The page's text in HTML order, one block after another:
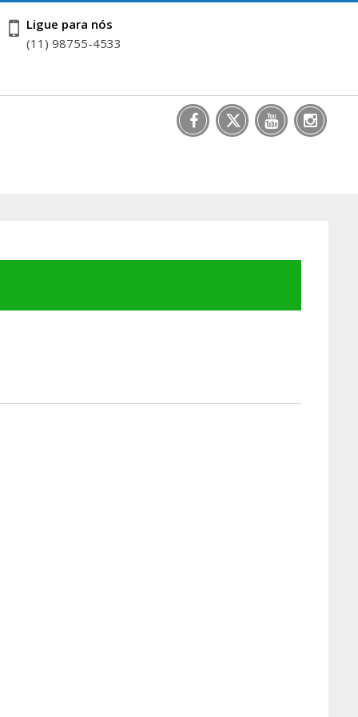
Ligue para nós
(11) 98755-4533